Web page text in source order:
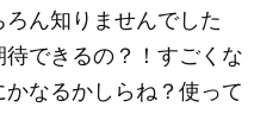
ん知りませんでした
できるの？！すごくな
なるかしらね？使って